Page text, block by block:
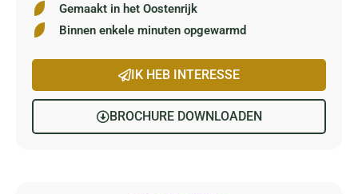
Gemaakt in het Oostenrijk
Binnen enkele minuten opgewarmd
IK HEB INTERESSE
BROCHURE DOWNLOADEN